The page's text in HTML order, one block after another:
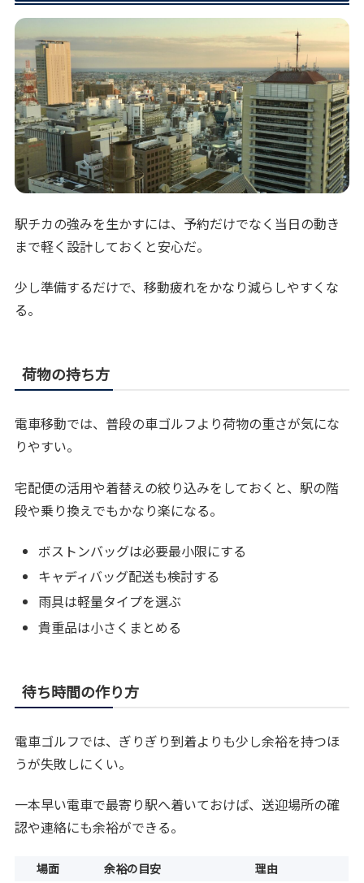
駅チカの強みを生かすには、予約だけでなく当日の動き
まで軽く設計しておくと安心だ。
少し準備するだけで、移動疲れをかなり減らしやすくな
る。
荷物の持ち方
電車移動では、普段の車ゴルフより荷物の重さが気にな
りやすい。
宅配便の活用や着替えの絞り込みをしておくと、駅の階
段や乗り換えでもかなり楽になる。
ボストンバッグは必要最小限にする
キャディバッグ配送も検討する
雨具は軽量タイプを選ぶ
貴重品は小さくまとめる
待ち時間の作り方
電車ゴルフでは、ぎりぎり到着よりも少し余裕を持つほ
うが失敗しにくい。
一本早い電車で最寄り駅へ着いておけば、送迎場所の確
認や連絡にも余裕ができる。
場面 余裕の目安 理由